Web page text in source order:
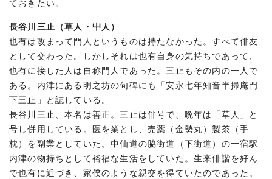
ておきたい。
長谷川三止（草人・屮人）
也有は改まって門人というものは持たなかった。すべて俳友
として交わった。しかしそれは也有自身の気持ちであって、
也有に接した人は自称門人であった。三止もその内の一人で
ある。内津にある明之坊の句碑にも「安永七年知音半掃庵門
下三止」と誌している。
長谷川三止、本名は善正。三止は俳号で、晩年は「草人」と
号し併用している。医を業とし、売薬（金勢丸）製茶（手
枕）を副業としていた。中仙道の脇街道（下街道）の一宿駅
内津の物持ちとして裕福な生活をしていた。生来俳諧を好ん
で也有に近づき、家僕のような親交を得ていたのであった。